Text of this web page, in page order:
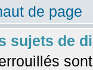
de page
sujets de